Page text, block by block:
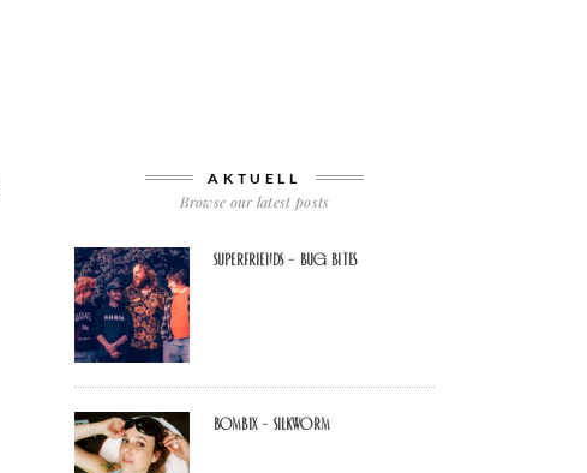
AKTUELL
Browse our latest posts
Superfriends – Bug Bites
Bombix – Silkworm